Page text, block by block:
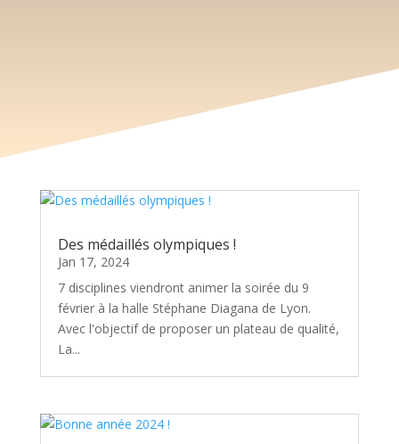
Des médaillés olympiques !
Jan 17, 2024
7 disciplines viendront animer la soirée du 9
février à la halle Stéphane Diagana de Lyon.
Avec l'objectif de proposer un plateau de qualité,
La...